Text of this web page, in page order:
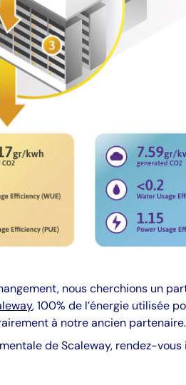
nous cherchions un
, 100% de l’énergie utilisée
à notre ancien partenaire.
de Scaleway, rendez-vous